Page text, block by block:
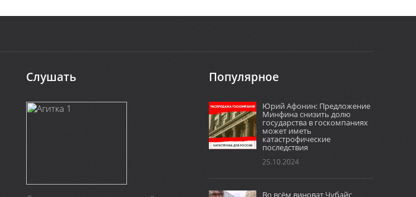
Слушать Популярное
Юрий Афонин: Предложение
Минфина снизить долю
государства в госкомпаниях
может иметь
катастрофические
последствия
25.10.2024